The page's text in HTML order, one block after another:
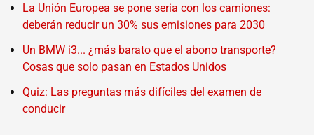
La Unión Europea se pone seria con los camiones:
deberán reducir un 30% sus emisiones para 2030
Un BMW i3... ¿más barato que el abono transporte?
Cosas que solo pasan en Estados Unidos
Quiz: Las preguntas más difíciles del examen de
conducir